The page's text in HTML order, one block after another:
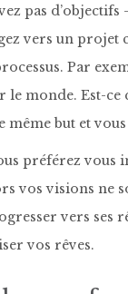
pas
vers un projet
Par
monde. Est-ce
même but et
préférez
vos visions ne
vers ses
vos rêves.